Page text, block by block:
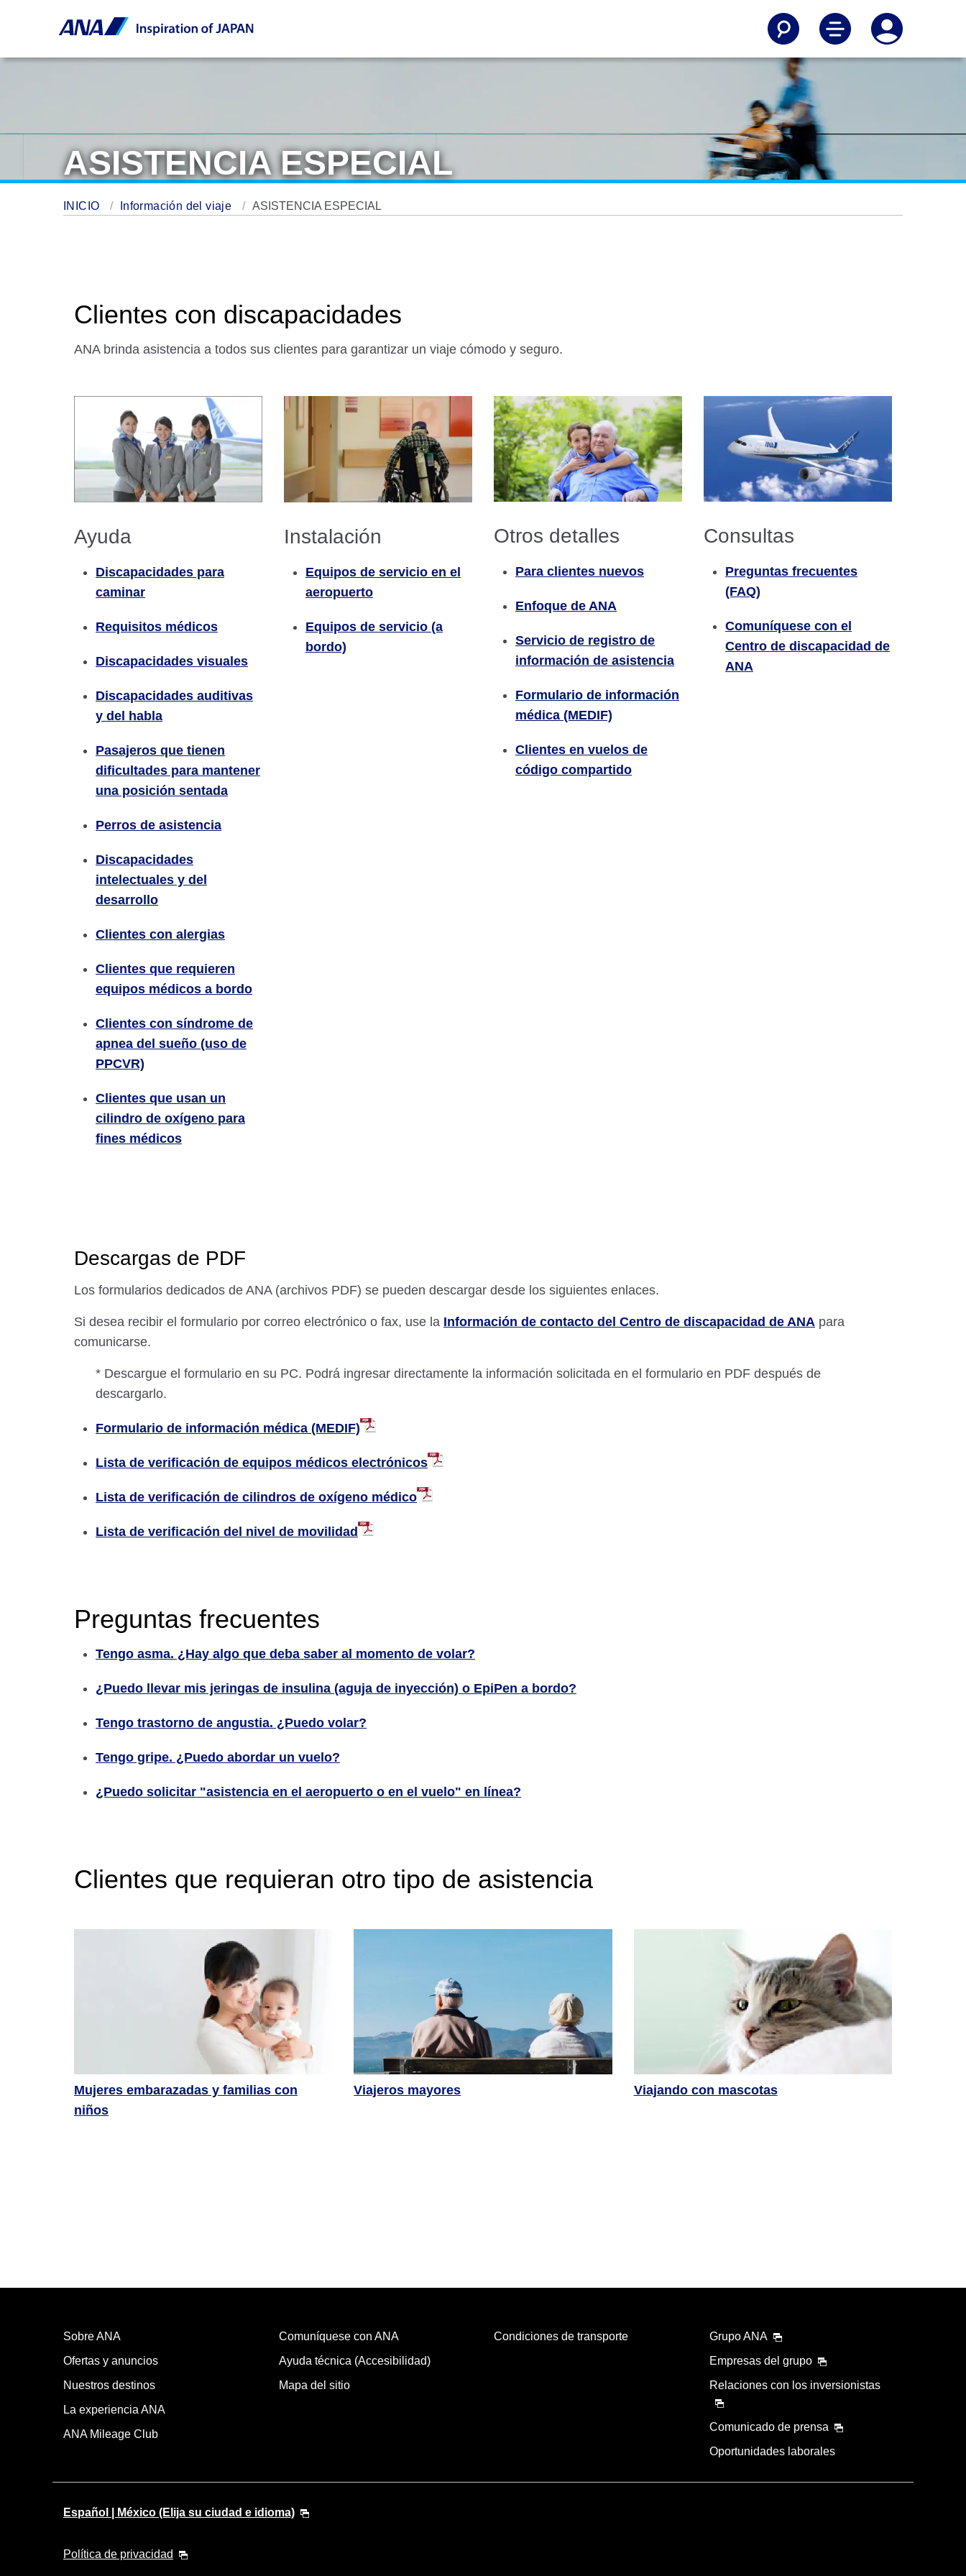
ASISTENCIA ESPECIAL
INICIO Información del viaje ASISTENCIA ESPECIAL
Clientes con discapacidades
ANA brinda asistencia a todos sus clientes para garantizar un viaje cómodo y seguro.
Ayuda
Discapacidades para
caminar
Requisitos médicos
Discapacidades visuales
Discapacidades auditivas
y del habla
Pasajeros que tienen
dificultades para mantener
una posición sentada
Perros de asistencia
Discapacidades
intelectuales y del
desarrollo
Clientes con alergias
Clientes que requieren
equipos médicos a bordo
Clientes con síndrome de
apnea del sueño (uso de
PPCVR)
Clientes que usan un
cilindro de oxígeno para
fines médicos
Instalación
Equipos de servicio en el
aeropuerto
Equipos de servicio (a
bordo)
Otros detalles
Para clientes nuevos
Enfoque de ANA
Servicio de registro de
información de asistencia
Formulario de información
médica (MEDIF)
Clientes en vuelos de
código compartido
Consultas
Preguntas frecuentes
(FAQ)
Comuníquese con el
Centro de discapacidad de
ANA
Descargas de PDF
Los formularios dedicados de ANA (archivos PDF) se pueden descargar desde los siguientes enlaces.
Si desea recibir el formulario por correo electrónico o fax, use la Información de contacto del Centro de discapacidad de ANA para
comunicarse.
* Descargue el formulario en su PC. Podrá ingresar directamente la información solicitada en el formulario en PDF después de
descargarlo.
Formulario de información médica (MEDIF)
Lista de verificación de equipos médicos electrónicos
Lista de verificación de cilindros de oxígeno médico
Lista de verificación del nivel de movilidad
Preguntas frecuentes
Tengo asma. ¿Hay algo que deba saber al momento de volar?
¿Puedo llevar mis jeringas de insulina (aguja de inyección) o EpiPen a bordo?
Tengo trastorno de angustia. ¿Puedo volar?
Tengo gripe. ¿Puedo abordar un vuelo?
¿Puedo solicitar "asistencia en el aeropuerto o en el vuelo" en línea?
Clientes que requieran otro tipo de asistencia
Mujeres embarazadas y familias con
niños
Viajeros mayores Viajando con mascotas
Sobre ANA
Ofertas y anuncios
Nuestros destinos
La experiencia ANA
ANA Mileage Club
Comuníquese con ANA
Ayuda técnica (Accesibilidad)
Mapa del sitio
Condiciones de transporte
Grupo ANA
Empresas del grupo
Relaciones con los inversionistas
Comunicado de prensa
Oportunidades laborales
Español | México (Elija su ciudad e idioma)
Política de privacidad